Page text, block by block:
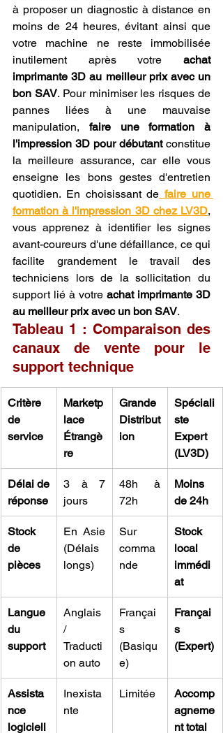
à proposer un diagnostic à distance en
moins de 24 heures, évitant ainsi que
votre machine ne reste immobilisée
inutilement après votre achat
imprimante 3D au meilleur prix avec un
bon SAV. Pour minimiser les risques de
pannes liées à une mauvaise
manipulation, faire une formation à
l'impression 3D pour débutant constitue
la meilleure assurance, car elle vous
enseigne les bons gestes d'entretien
quotidien. En choisissant de faire une
formation à l'impression 3D chez LV3D,
vous apprenez à identifier les signes
avant-coureurs d'une défaillance, ce qui
facilite grandement le travail des
techniciens lors de la sollicitation du
support lié à votre achat imprimante 3D
au meilleur prix avec un bon SAV.
Tableau 1 : Comparaison des
canaux de vente pour le
support technique
Critère
de
service
Marketp
lace
Étrangè
re
Grande
Distribut
ion
Spéciali
ste
Expert
(LV3D)
Délai de
réponse
3 à 7
jours
48h à
72h
Moins
de 24h
Stock
de
pièces
En Asie
(Délais
longs)
Sur
comma
nde
Stock
local
immédi
at
Langue
du
support
Anglais
/
Traducti
on auto
Françai
s
(Basiqu
e)
Françai
s
(Expert)
Assista
nce
logiciell
Inexista
nte
Limitée
Accomp
agneme
nt total